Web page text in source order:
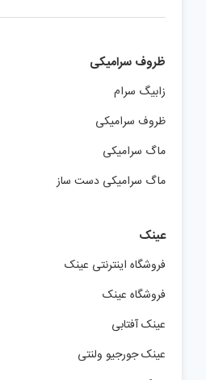
ظروف سرامیکی
زابیگ سرام
ظروف سرامیکی
ماگ سرامیکی
ماگ سرامیکی دست ساز
عینک
فروشگاه اینترنتی عینک
فروشگاه عینک
عینک آفتابی
عینک جورجیو ولنتی